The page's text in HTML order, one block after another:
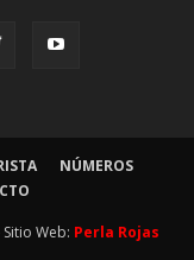
NÚMEROS
Web: Perla Rojas